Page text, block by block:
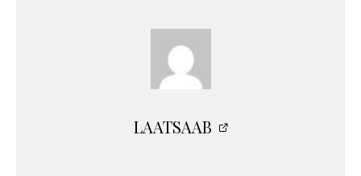
LAATSAAB